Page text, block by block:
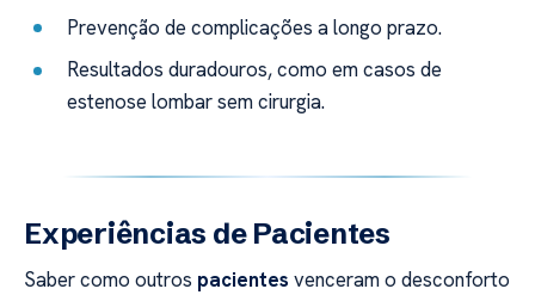
Prevenção de complicações a longo prazo.
Resultados duradouros, como em casos de
estenose lombar sem cirurgia.
Experiências de Pacientes
Saber como outros pacientes venceram o desconforto